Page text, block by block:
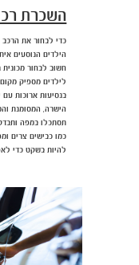
השכרת
כדי לבחור את הרכב
הילדים הנוסעים
חשוב לבחור מכונית
לילדים מספיק
בנסיעות ארוכות
הישרה, המסומנת
תסתכלו במפה
כמו כבישים צרים
להיות בשקט כדי